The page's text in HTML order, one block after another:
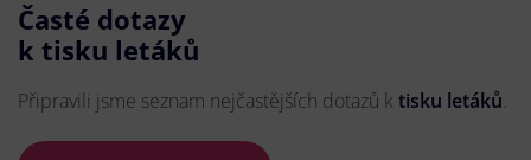
Časté dotazy
k tisku letáků
Připravili jsme seznam nejčastějších dotazů k tisku letáků.